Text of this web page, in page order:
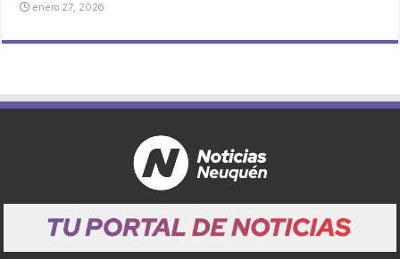
enero 27, 2026